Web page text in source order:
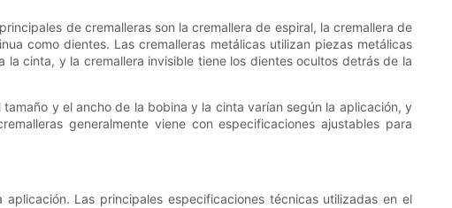
de cremalleras son la cremallera de espiral, la cremallera de
como dientes. Las cremalleras metálicas utilizan piezas metálicas
cinta, y la cremallera invisible tiene los dientes ocultos detrás de la
y el ancho de la bobina y la cinta varían según la aplicación, y
generalmente viene con especificaciones ajustables para
Las principales especificaciones técnicas utilizadas en el